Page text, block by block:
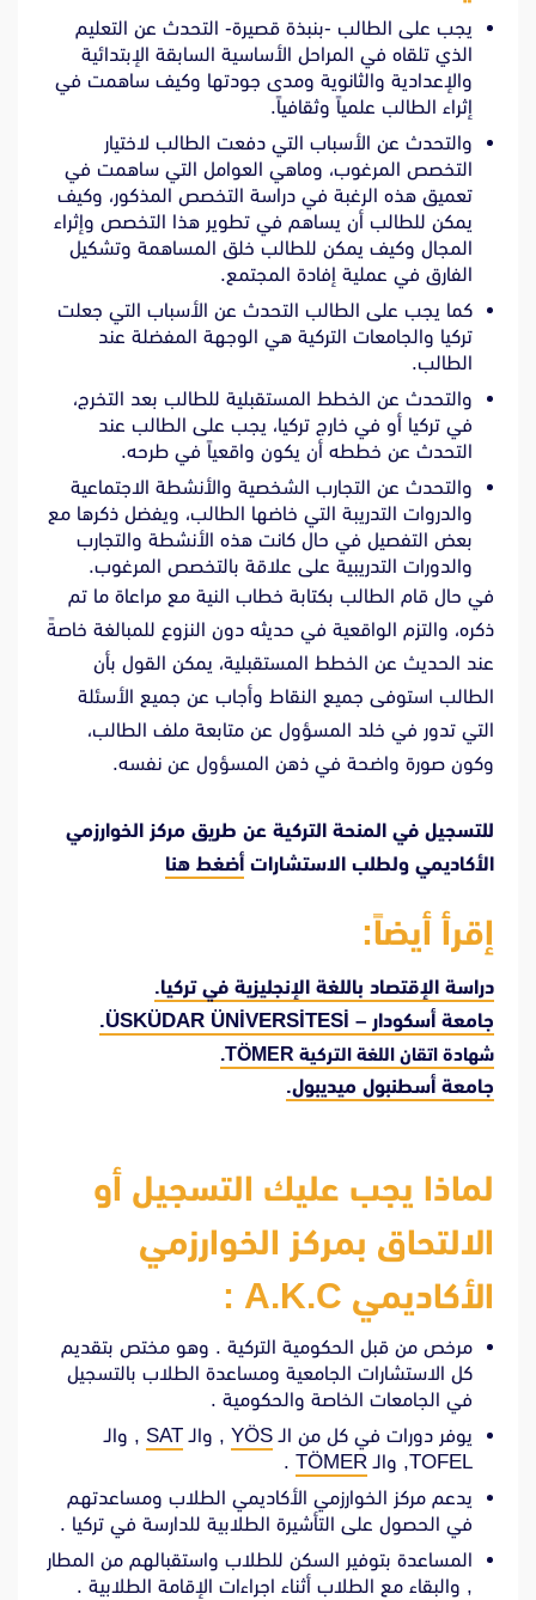
يجب على الطالب -بنبذة قصيرة- التحدث عن التعليم
الذي تلقاه في المراحل الأساسية السابقة الإبتدائية
والإعدادية والثانوية ومدى جودتها وكيف ساهمت في
إثراء الطالب علمياً وثقافياً.
والتحدث عن الأسباب التي دفعت الطالب لاختيار
التخصص المرغوب، وماهي العوامل التي ساهمت في
تعميق هذه الرغبة في دراسة التخصص المذكور، وكيف
يمكن للطالب أن يساهم في تطوير هذا التخصص وإثراء
المجال وكيف يمكن للطالب خلق المساهمة وتشكيل
الفارق في عملية إفادة المجتمع.
كما يجب على الطالب التحدث عن الأسباب التي جعلت
تركيا والجامعات التركية هي الوجهة المفضلة عند
الطالب.
والتحدث عن الخطط المستقبلية للطالب بعد التخرج،
في تركيا أو في خارج تركيا، يجب على الطالب عند
التحدث عن خططه أن يكون واقعياً في طرحه.
والتحدث عن التجارب الشخصية والأنشطة الاجتماعية
والدروات التدريبة التي خاضها الطالب، ويفضل ذكرها مع
بعض التفصيل في حال كانت هذه الأنشطة والتجارب
والدورات التدريبية على علاقة بالتخصص المرغوب.
في حال قام الطالب بكتابة خطاب النية مع مراعاة ما تم
ذكره، والتزم الواقعية في حديثه دون النزوع للمبالغة خاصةً
عند الحديث عن الخطط المستقبلية، يمكن القول بأن
الطالب استوفى جميع النقاط وأجاب عن جميع الأسئلة
التي تدور في خلد المسؤول عن متابعة ملف الطالب،
وكون صورة واضحة في ذهن المسؤول عن نفسه.
للتسجيل في المنحة التركية عن طريق مركز الخوارزمي
الأكاديمي ولطلب الاستشارات أضغط هنا
إقرأ أيضاً:
دراسة الإقتصاد باللغة الإنجليزية في تركيا.
جامعة أسكودار – ÜSKÜDAR ÜNİVERSİTESİ.
شهادة اتقان اللغة التركية TÖMER.
جامعة أسطنبول ميديبول.
لماذا يجب عليك التسجيل أو
الالتحاق بمركز الخوارزمي
الأكاديمي A.K.C :
مرخص من قبل الحكومية التركية . وهو مختص بتقديم
كل الاستشارات الجامعية ومساعدة الطلاب بالتسجيل
في الجامعات الخاصة والحكومية .
يوفر دورات في كل من الـ YÖS , والـ SAT , والـ
TOFEL, والـ
TÖMER
.
يدعم مركز الخوارزمي الأكاديمي الطلاب ومساعدتهم
في الحصول على التأشيرة الطلابية للدارسة في تركيا .
المساعدة بتوفير السكن للطلاب واستقبالهم من المطار
, والبقاء مع الطلاب أثناء اجراءات الإقامة الطلابية .